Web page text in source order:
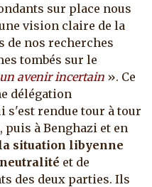
sur place nous
vision claire de la
de nos recherches
tombés sur le
avenir incertain ». Ce
délégation
s'est rendue tour à tour
à Benghazi et en
situation libyenne
et de
des deux parties. Ils